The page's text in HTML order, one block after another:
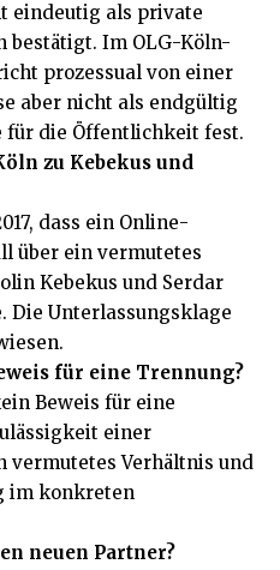
eindeutig als private
bestätigt. Im OLG-Köln-
prozessual von einer
aber nicht als endgültig
für die Öffentlichkeit fest.
zu Kebekus und
dass ein Online-
über ein vermutetes
Kebekus und Serdar
Die Unterlassungsklage
für eine Trennung?
Beweis für eine
einer
vermutetes Verhältnis und
im konkreten
neuen Partner?